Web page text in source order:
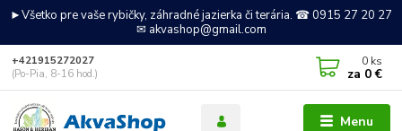
►Všetko pre vaše rybičky, záhradné jazierka či terária. ☎ 0915 27 20 27
✉ akvashop@gmail.com
Menu
+421915272027
(Po-Pia, 8-16 hod.)
0 ks
za 0 €